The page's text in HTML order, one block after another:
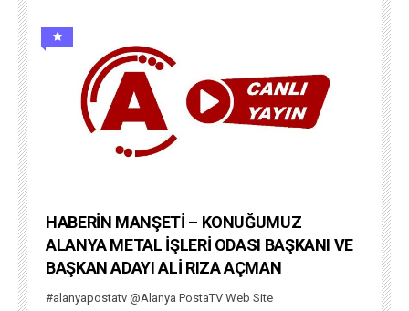
HABERİN MANŞETİ – KONUĞUMUZ
ALANYA METAL İŞLERİ ODASI BAŞKANI VE
BAŞKAN ADAYI ALİ RIZA AÇMAN
#alanyapostatv @Alanya PostaTV Web Site